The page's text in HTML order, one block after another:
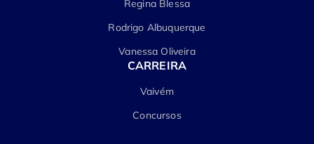
Regina Blessa
Rodrigo Albuquerque
Vanessa Oliveira
CARREIRA
Vaivém
Concursos